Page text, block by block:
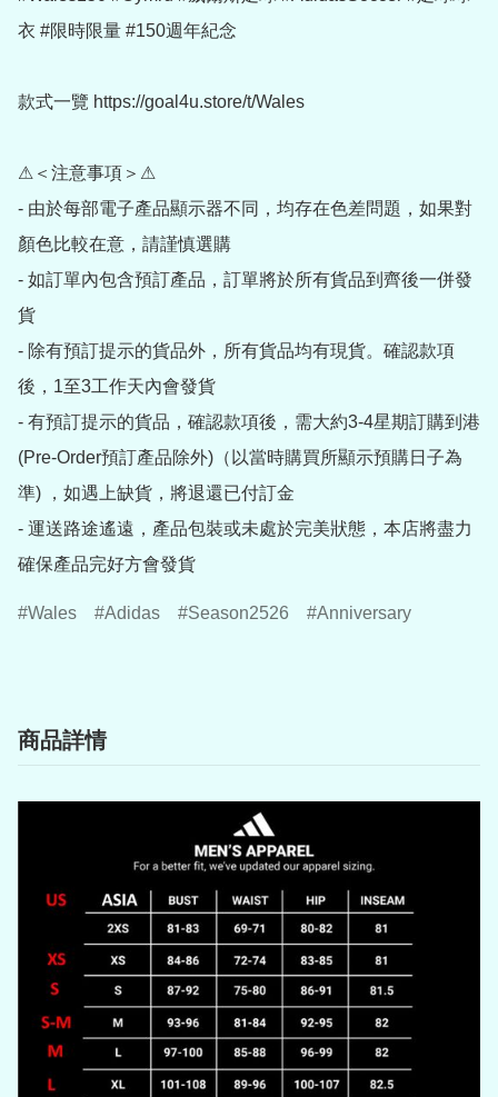
衣 #限時限量 #150週年紀念
款式一覽 https://goal4u.store/t/Wales
⚠＜注意事項＞⚠
- 由於每部電子產品顯示器不同，均存在色差問題，如果對
顏色比較在意，請謹慎選購
- 如訂單內包含預訂產品，訂單將於所有貨品到齊後一併發
貨
- 除有預訂提示的貨品外，所有貨品均有現貨。確認款項
後，1至3工作天內會發貨
- 有預訂提示的貨品，確認款項後，需大約3-4星期訂購到港
(Pre-Order預訂產品除外)（以當時購買所顯示預購日子為
準) ，如遇上缺貨，將退還已付訂金
- 運送路途遙遠，產品包裝或未處於完美狀態，本店將盡力
確保產品完好方會發貨
Wales Adidas Season2526 Anniversary
商品詳情